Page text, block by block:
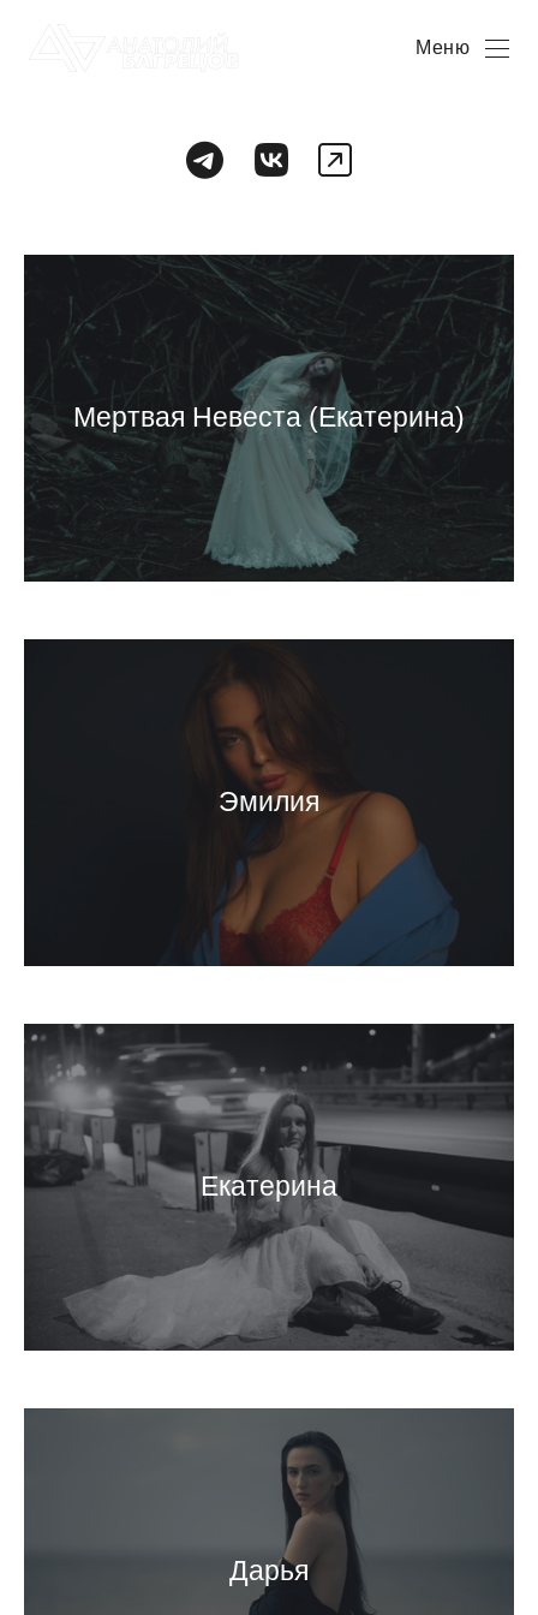
Меню
Мертвая Невеста (Екатерина)
Эмилия
Екатерина
Дарья